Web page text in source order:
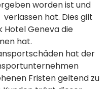
worden ist und
hat. Dies gilt
Hotel Geneva die
hat.
hat der
Fristen geltend zu